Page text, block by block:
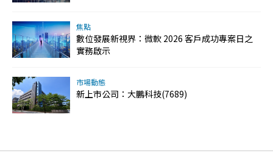
焦點
數位發展新視界：微軟 2026 客戶成功專案日之
實務啟示
市場動態
新上市公司：大鵬科技(7689)